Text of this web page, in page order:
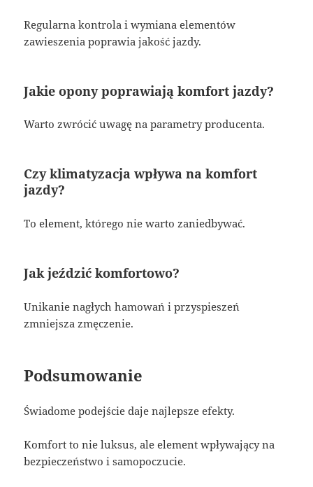
Regularna kontrola i wymiana elementów
zawieszenia poprawia jakość jazdy.
Jakie opony poprawiają komfort jazdy?
Warto zwrócić uwagę na parametry producenta.
Czy klimatyzacja wpływa na komfort
jazdy?
To element, którego nie warto zaniedbywać.
Jak jeździć komfortowo?
Unikanie nagłych hamowań i przyspieszeń
zmniejsza zmęczenie.
Podsumowanie
Świadome podejście daje najlepsze efekty.
Komfort to nie luksus, ale element wpływający na
bezpieczeństwo i samopoczucie.